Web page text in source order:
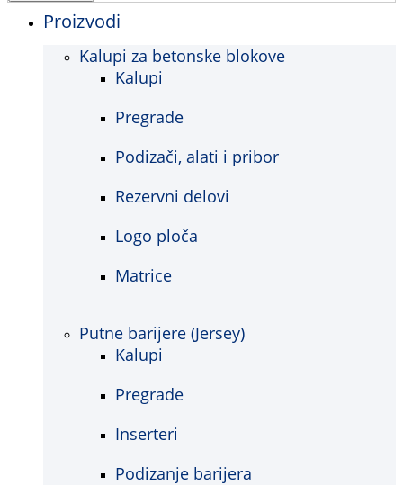
Proizvodi
Kalupi za betonske blokove
Kalupi
Pregrade
Podizači, alati i pribor
Rezervni delovi
Logo ploča
Matrice
Putne barijere (Jersey)
Kalupi
Pregrade
Inserteri
Podizanje barijera